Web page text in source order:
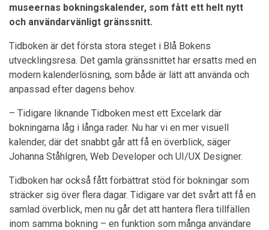
museernas bokningskalender, som fått ett helt nytt
och användarvänligt gränssnitt.
Tidboken är det första stora steget i Blå Bokens
utvecklingsresa. Det gamla gränssnittet har ersatts med en
modern kalenderlösning, som både är lätt att använda och
anpassad efter dagens behov.
– Tidigare liknande Tidboken mest ett Excelark där
bokningarna låg i långa rader. Nu har vi en mer visuell
kalender, där det snabbt går att få en överblick, säger
Johanna Ståhlgren, Web Developer och UI/UX Designer.
Tidboken har också fått förbättrat stöd för bokningar som
sträcker sig över flera dagar. Tidigare var det svårt att få en
samlad överblick, men nu går det att hantera flera tillfällen
inom samma bokning – en funktion som många användare